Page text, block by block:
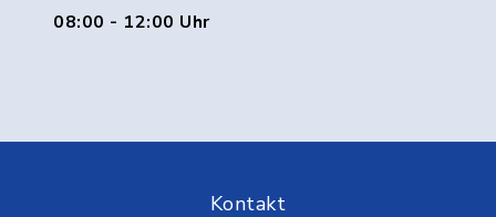
08:00 - 12:00 Uhr
Kontakt